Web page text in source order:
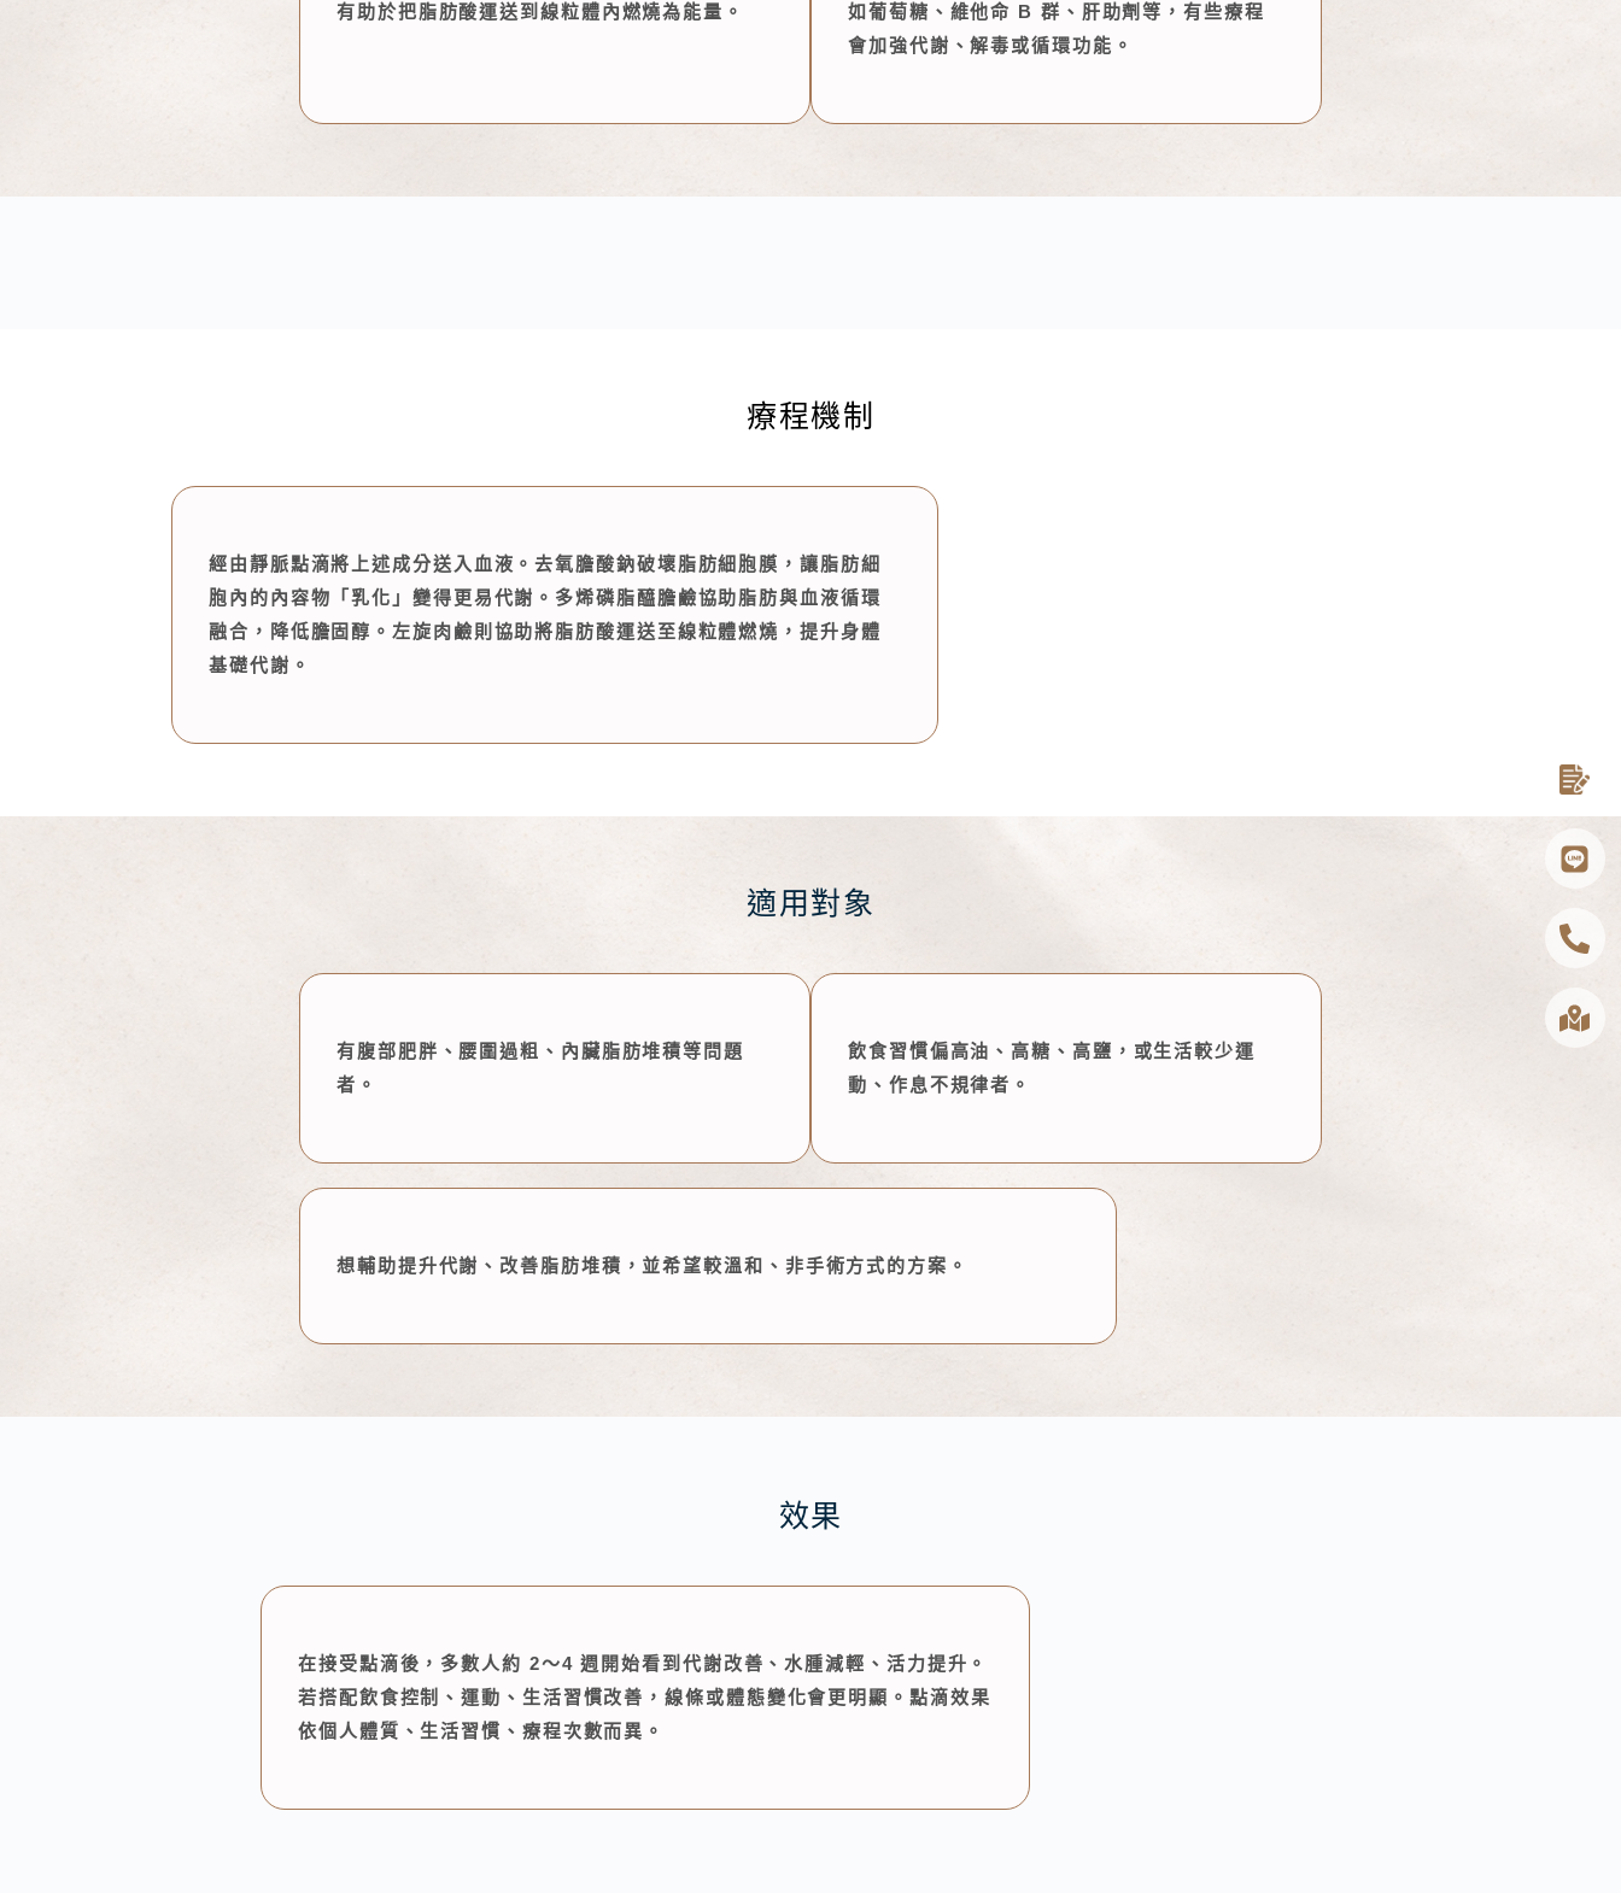
有助於把脂肪酸運送到線粒體內燃燒為能量。
如葡萄糖、維他命 B 群、肝助劑等，有些療程
會加強代謝、解毒或循環功能。
療程機制
經由靜脈點滴將上述成分送入血液。去氧膽酸鈉破壞脂肪細胞膜，讓脂肪細
胞內的內容物「乳化」變得更易代謝。多烯磷脂醯膽鹼協助脂肪與血液循環
融合，降低膽固醇。左旋肉鹼則協助將脂肪酸運送至線粒體燃燒，提升身體
基礎代謝。
適用對象
有腹部肥胖、腰圍過粗、內臟脂肪堆積等問題
者。
飲食習慣偏高油、高糖、高鹽，或生活較少運
動、作息不規律者。
想輔助提升代謝、改善脂肪堆積，並希望較溫和、非手術方式的方案。
效果
在接受點滴後，多數人約 2～4 週開始看到代謝改善、水腫減輕、活力提升。
若搭配飲食控制、運動、生活習慣改善，線條或體態變化會更明顯。點滴效果
依個人體質、生活習慣、療程次數而異。